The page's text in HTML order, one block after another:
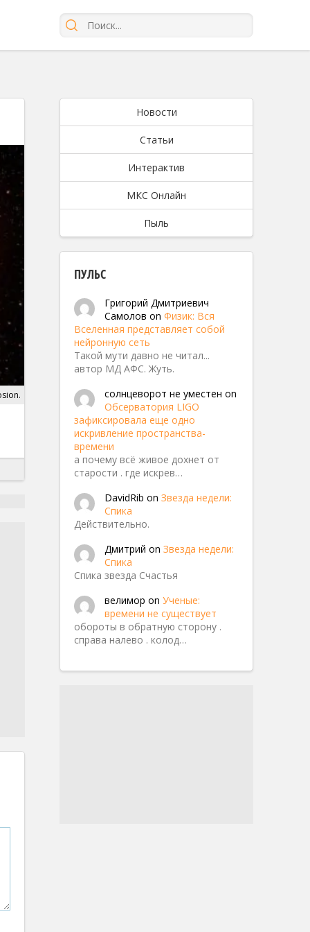
Новости
Статьи
Интерактив
МКС Онлайн
Пыль
ПУЛЬС
Григорий Дмитриевич
Самолов on Физик: Вся
Вселенная представляет собой
нейронную сеть
Такой мути давно не читал...
автор МД АФС. Жуть.
солнцеворот не уместен on
Обсерватория LIGO
зафиксировала еще одно
искривление пространства-
времени
а почему всё живое дохнет от
старости . где искрев…
DavidRib on Звезда недели:
Спика
Действительно.
Дмитрий on Звезда недели:
Спика
Спика звезда Счастья
велимор on Ученые:
времени не существует
обороты в обратную сторону .
справа налево . колод…